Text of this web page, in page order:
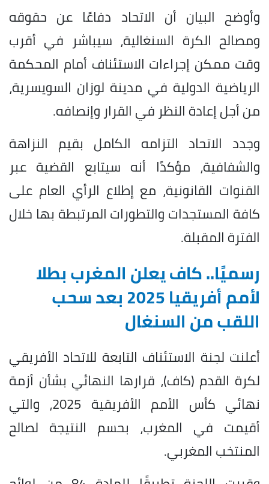
وأوضح البيان أن الاتحاد دفاعًا عن حقوقه
ومصالح الكرة السنغالية، سيباشر في أقرب
وقت ممكن إجراءات الاستئناف أمام المحكمة
الرياضية الدولية في مدينة لوزان السويسرية،
من أجل إعادة النظر في القرار وإنصافه.
وجدد الاتحاد التزامه الكامل بقيم النزاهة
والشفافية، مؤكدًا أنه سيتابع القضية عبر
القنوات القانونية، مع إطلاع الرأي العام على
كافة المستجدات والتطورات المرتبطة بها خلال
الفترة المقبلة.
رسميًا.. كاف يعلن المغرب بطلا
لأمم أفريقيا 2025 بعد سحب
اللقب من السنغال
أعلنت لجنة الاستئناف التابعة للاتحاد الأفريقي
لكرة القدم (كاف)، قرارها النهائي بشأن أزمة
نهائي كأس الأمم الأفريقية 2025، والتي
أقيمت في المغرب، بحسم النتيجة لصالح
المنتخب المغربي.